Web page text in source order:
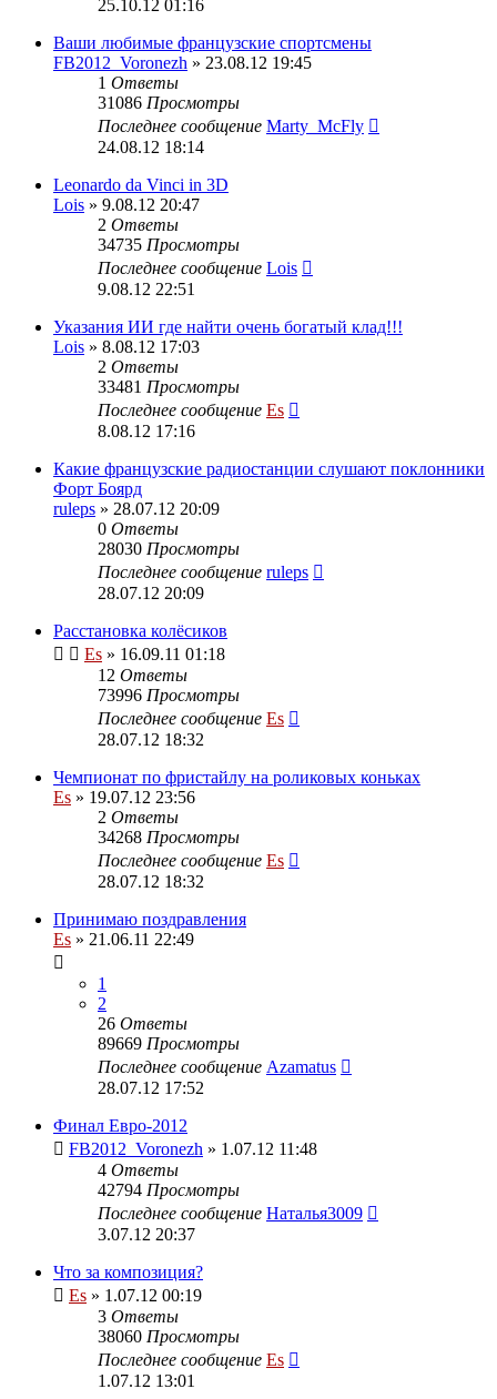
25.10.12 01:16
Ваши любимые французские спортсмены
FB2012_Voronezh » 23.08.12 19:45
1 Ответы
31086 Просмотры
Последнее сообщение Marty_McFly
24.08.12 18:14
Leonardo da Vinci in 3D
Lois » 9.08.12 20:47
2 Ответы
34735 Просмотры
Последнее сообщение Lois
9.08.12 22:51
Указания ИИ где найти очень богатый клад!!!
Lois » 8.08.12 17:03
2 Ответы
33481 Просмотры
Последнее сообщение Es
8.08.12 17:16
Какие французские радиостанции слушают поклонники
Форт Боярд
ruleps » 28.07.12 20:09
0 Ответы
28030 Просмотры
Последнее сообщение ruleps
28.07.12 20:09
Расстановка колёсиков
Es » 16.09.11 01:18
12 Ответы
73996 Просмотры
Последнее сообщение Es
28.07.12 18:32
Чемпионат по фристайлу на роликовых коньках
Es » 19.07.12 23:56
2 Ответы
34268 Просмотры
Последнее сообщение Es
28.07.12 18:32
Принимаю поздравления
Es » 21.06.11 22:49
1
2
26 Ответы
89669 Просмотры
Последнее сообщение Azamatus
28.07.12 17:52
Финал Евро-2012
FB2012_Voronezh » 1.07.12 11:48
4 Ответы
42794 Просмотры
Последнее сообщение Наталья3009
3.07.12 20:37
Что за композиция?
Es » 1.07.12 00:19
3 Ответы
38060 Просмотры
Последнее сообщение Es
1.07.12 13:01